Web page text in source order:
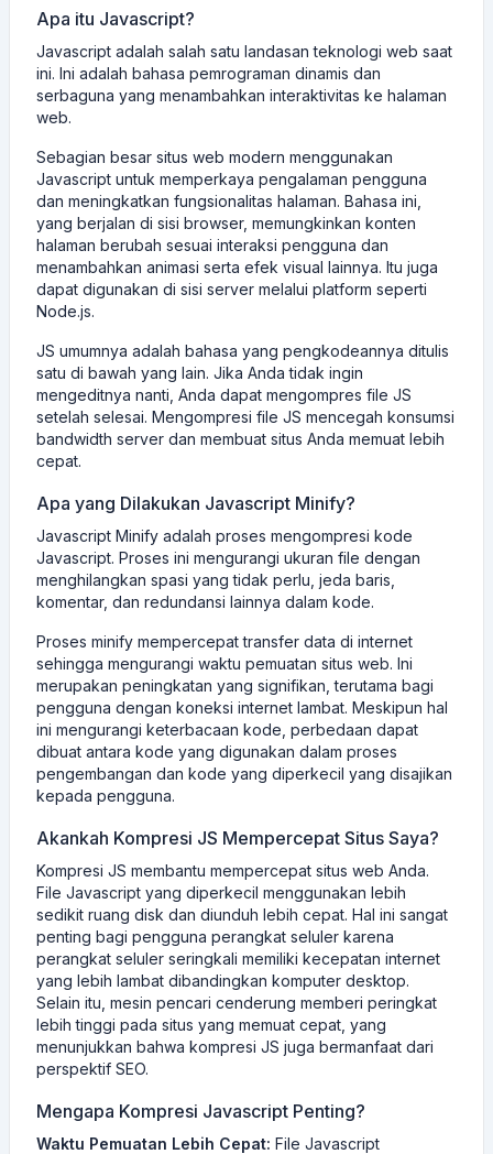
Apa itu Javascript?
Javascript adalah salah satu landasan teknologi web saat
ini. Ini adalah bahasa pemrograman dinamis dan
serbaguna yang menambahkan interaktivitas ke halaman
web.
Sebagian besar situs web modern menggunakan
Javascript untuk memperkaya pengalaman pengguna
dan meningkatkan fungsionalitas halaman. Bahasa ini,
yang berjalan di sisi browser, memungkinkan konten
halaman berubah sesuai interaksi pengguna dan
menambahkan animasi serta efek visual lainnya. Itu juga
dapat digunakan di sisi server melalui platform seperti
Node.js.
JS umumnya adalah bahasa yang pengkodeannya ditulis
satu di bawah yang lain. Jika Anda tidak ingin
mengeditnya nanti, Anda dapat mengompres file JS
setelah selesai. Mengompresi file JS mencegah konsumsi
bandwidth server dan membuat situs Anda memuat lebih
cepat.
Apa yang Dilakukan Javascript Minify?
Javascript Minify adalah proses mengompresi kode
Javascript. Proses ini mengurangi ukuran file dengan
menghilangkan spasi yang tidak perlu, jeda baris,
komentar, dan redundansi lainnya dalam kode.
Proses minify mempercepat transfer data di internet
sehingga mengurangi waktu pemuatan situs web. Ini
merupakan peningkatan yang signifikan, terutama bagi
pengguna dengan koneksi internet lambat. Meskipun hal
ini mengurangi keterbacaan kode, perbedaan dapat
dibuat antara kode yang digunakan dalam proses
pengembangan dan kode yang diperkecil yang disajikan
kepada pengguna.
Akankah Kompresi JS Mempercepat Situs Saya?
Kompresi JS membantu mempercepat situs web Anda.
File Javascript yang diperkecil menggunakan lebih
sedikit ruang disk dan diunduh lebih cepat. Hal ini sangat
penting bagi pengguna perangkat seluler karena
perangkat seluler seringkali memiliki kecepatan internet
yang lebih lambat dibandingkan komputer desktop.
Selain itu, mesin pencari cenderung memberi peringkat
lebih tinggi pada situs yang memuat cepat, yang
menunjukkan bahwa kompresi JS juga bermanfaat dari
perspektif SEO.
Mengapa Kompresi Javascript Penting?
Waktu Pemuatan Lebih Cepat: File Javascript